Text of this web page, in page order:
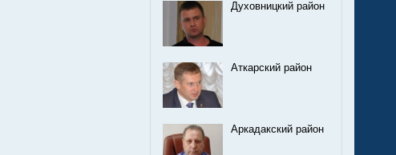
Духовницкий район
Аткарский район
Аркадакский район